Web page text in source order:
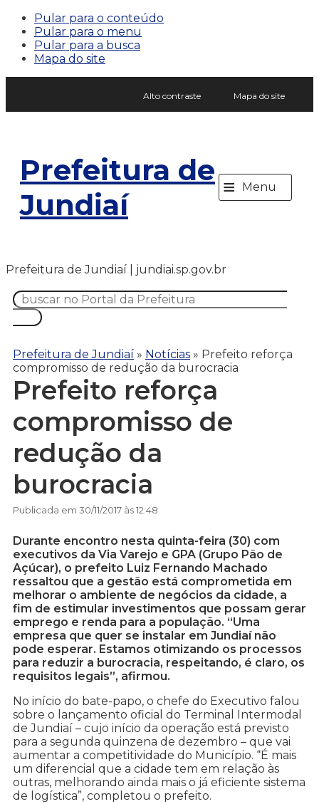
Pular para o conteúdo
Pular para o menu
Pular para a busca
Mapa do site
Alto contraste Mapa do site
Prefeitura de
Jundiaí
≡ Menu
Prefeitura de Jundiaí | jundiai.sp.gov.br
Prefeitura de Jundiaí » Notícias » Prefeito reforça
compromisso de redução da burocracia
Prefeito reforça
compromisso de
redução da
burocracia
Publicada em 30/11/2017 às 12:48
Durante encontro nesta quinta-feira (30) com
executivos da Via Varejo e GPA (Grupo Pão de
Açúcar), o prefeito Luiz Fernando Machado
ressaltou que a gestão está comprometida em
melhorar o ambiente de negócios da cidade, a
fim de estimular investimentos que possam gerar
emprego e renda para a população. “Uma
empresa que quer se instalar em Jundiaí não
pode esperar. Estamos otimizando os processos
para reduzir a burocracia, respeitando, é claro, os
requisitos legais”, afirmou.
No início do bate-papo, o chefe do Executivo falou
sobre o lançamento oficial do Terminal Intermodal
de Jundiaí – cujo início da operação está previsto
para a segunda quinzena de dezembro – que vai
aumentar a competitividade do Município. “É mais
um diferencial que a cidade tem em relação às
outras, melhorando ainda mais o já eficiente sistema
de logística”, completou o prefeito.